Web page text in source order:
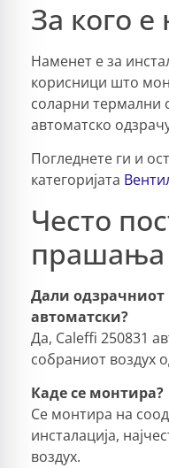
За кого е
Наменет е за
корисници што
соларни термални
автоматско
Погледнете ги и
категоријата
Често
прашања
Дали одзрачниот
автоматски?
Да, Caleffi 250831
собраниот воздух
Каде се монтира?
Се монтира на
инсталација,
воздух.